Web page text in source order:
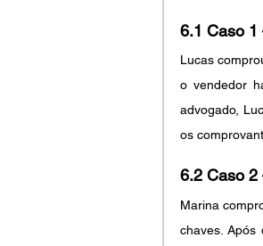
6.1 Caso 1
Lucas
o vendedor
advogado,
os
6.2 Caso 2
Marina
chaves. Após